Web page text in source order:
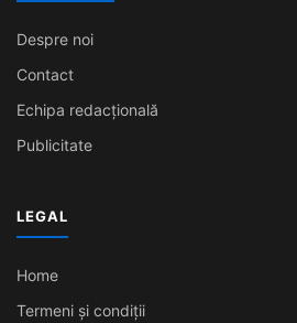
Despre noi
Contact
Echipa redacțională
Publicitate
LEGAL
Home
Termeni și condiții